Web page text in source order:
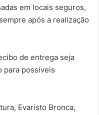
em locais seguros,
após a realização
de entrega seja
para possíveis
Evaristo Bronca,